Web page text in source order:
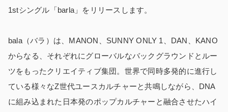
1stシングル「barla」をリリースします。
bala（バラ）は、MANON、SUNNY ONLY 1、DAN、KANO
からなる、それぞれにグローバルなバックグラウンドとルー
ツをもったクリエイティブ集団。世界で同時多発的に進行し
ている様々なZ世代ユースカルチャーと共鳴しながら、DNA
に組み込まれた日本発のポップカルチャーと融合させたハイ